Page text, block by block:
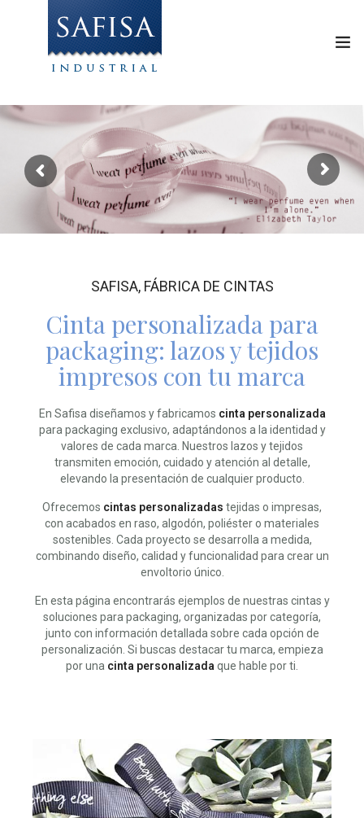
INICIO
NUESTRAS CINTAS
CREATIVIDAD
EMPRESA
SAFISA, FÁBRICA DE CINTAS
Cinta personalizada para
packaging: lazos y tejidos
impresos con tu marca
En Safisa diseñamos y fabricamos cinta personalizada
para packaging exclusivo, adaptándonos a la identidad y
valores de cada marca. Nuestros lazos y tejidos
transmiten emoción, cuidado y atención al detalle,
elevando la presentación de cualquier producto.
Ofrecemos cintas personalizadas tejidas o impresas,
con acabados en raso, algodón, poliéster o materiales
sostenibles. Cada proyecto se desarrolla a medida,
combinando diseño, calidad y funcionalidad para crear un
envoltorio único.
En esta página encontrarás ejemplos de nuestras cintas y
soluciones para packaging, organizadas por categoría,
junto con información detallada sobre cada opción de
personalización. Si buscas destacar tu marca, empieza
por una cinta personalizada que hable por ti.